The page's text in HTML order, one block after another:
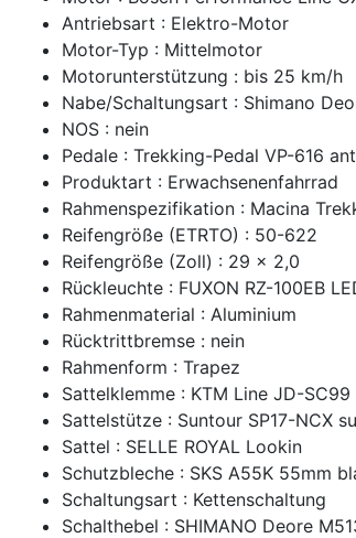
Antriebsart : Elektro-Motor
Motor-Typ : Mittelmotor
Motorunterstützung : bis 25 km/h
Nabe/Schaltungsart : Shimano
NOS : nein
Pedale : Trekking-Pedal VP-616
Produktart : Erwachsenenfahrrad
Rahmenspezifikation : Macina
Reifengröße (ETRTO) : 50-622
Reifengröße (Zoll) : 29 x 2,0
Rückleuchte : FUXON RZ-100EB
Rahmenmaterial : Aluminium
Rücktrittbremse : nein
Rahmenform : Trapez
Sattelklemme : KTM Line JD-
Sattelstütze : Suntour SP17-NCX
Sattel : SELLE ROYAL Lookin
Schutzbleche : SKS A55K 55mm
Schaltungsart : Kettenschaltung
Schalthebel : SHIMANO Deore